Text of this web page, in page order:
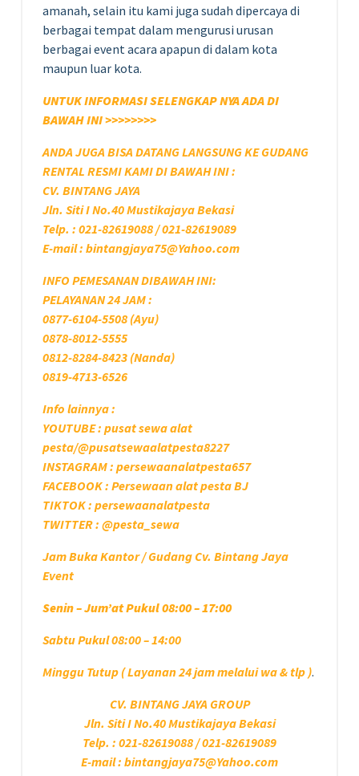
amanah, selain itu kami juga sudah dipercaya di
berbagai tempat dalam mengurusi urusan
berbagai event acara apapun di dalam kota
maupun luar kota.
UNTUK INFORMASI SELENGKAP NYA ADA DI
BAWAH INI >>>>>>>>
ANDA JUGA BISA DATANG LANGSUNG KE GUDANG
RENTAL RESMI KAMI DI BAWAH INI :
CV. BINTANG JAYA
Jln. Siti I No.40 Mustikajaya Bekasi
Telp. : 021-82619088 / 021-82619089
E-mail : bintangjaya75@Yahoo.com
INFO PEMESANAN DIBAWAH INI:
PELAYANAN 24 JAM :
0877-6104-5508 (Ayu)
0878-8012-5555
0812-8284-8423 (Nanda)
0819-4713-6526
Info lainnya :
YOUTUBE : pusat sewa alat
pesta/@pusatsewaalatpesta8227
INSTAGRAM : persewaanalatpesta657
FACEBOOK : Persewaan alat pesta BJ
TIKTOK : persewaanalatpesta
TWITTER : @pesta_sewa
Jam Buka Kantor / Gudang Cv. Bintang Jaya
Event
Senin – Jum’at Pukul 08:00 – 17:00
Sabtu Pukul 08:00 – 14:00
Minggu Tutup ( Layanan 24 jam melalui wa & tlp ).
CV. BINTANG JAYA GROUP
Jln. Siti I No.40 Mustikajaya Bekasi
Telp. : 021-82619088 / 021-82619089
E-mail : bintangjaya75@Yahoo.com